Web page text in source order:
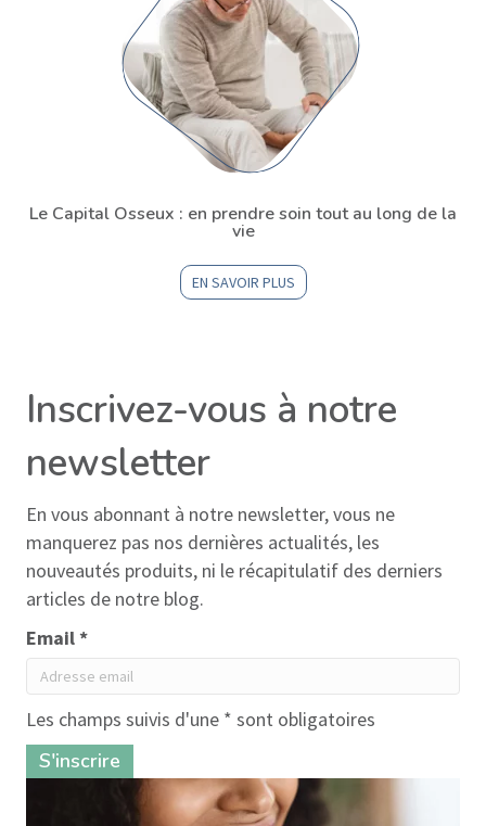
Le Capital Osseux : en prendre soin tout au long de la
vie
EN SAVOIR PLUS
Inscrivez-vous à notre
newsletter
En vous abonnant à notre newsletter, vous ne
manquerez pas nos dernières actualités, les
nouveautés produits, ni le récapitulatif des derniers
articles de notre blog.
Email *
Les champs suivis d'une * sont obligatoires